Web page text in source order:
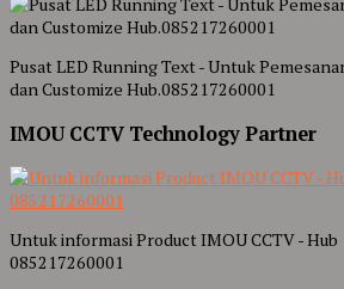
Pusat LED Running Text - Untuk
dan Customize Hub.085217260001
IMOU CCTV Technology Partner
Untuk informasi Product IMOU CCTV - Hub
085217260001